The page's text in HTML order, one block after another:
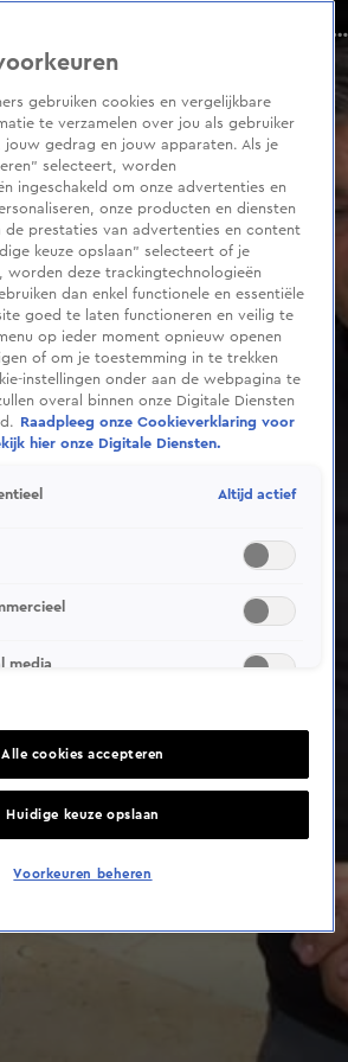
Doordekken #11: Is dit de laatste Doordekken ooit?
gebruiken cookies en vergelijkbare
te verzamelen over jou als gebruiker
jouw gedrag en jouw apparaten. Als je
selecteert, worden
ingeschakeld om onze advertenties en
onze producten en diensten
de prestaties van advertenties en content
keuze opslaan” selecteert of je
worden deze trackingtechnologieën
dan enkel functionele en essentiële
goed te laten functioneren en veilig te
op ieder moment opnieuw openen
of om je toestemming in te trekken
instellingen onder aan de webpagina te
overal binnen onze Digitale Diensten
Raadpleeg onze Cookieverklaring voor
hier onze Digitale Diensten.
Altijd actief
media
Alle cookies accepteren
Huidige keuze opslaan
Voorkeuren beheren